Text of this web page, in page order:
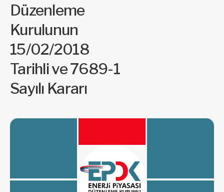
Düzenleme
Kurulunun
15/02/2018
Tarihli ve 7689-1
Sayılı Kararı